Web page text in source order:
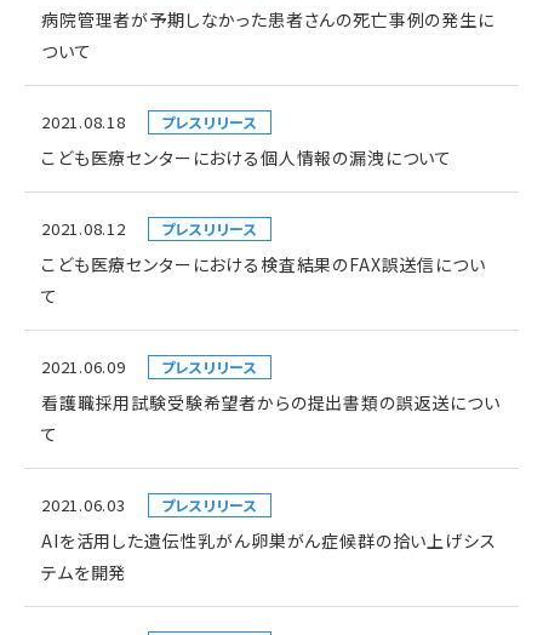
病院管理者が予期しなかった患者さんの死亡事例の発生に
ついて
2021.08.18 プレスリリース
こども医療センターにおける個人情報の漏洩について
2021.08.12 プレスリリース
こども医療センターにおける検査結果のFAX誤送信につい
て
2021.06.09 プレスリリース
看護職採用試験受験希望者からの提出書類の誤返送につい
て
2021.06.03 プレスリリース
AIを活用した遺伝性乳がん卵巣がん症候群の拾い上げシス
テムを開発